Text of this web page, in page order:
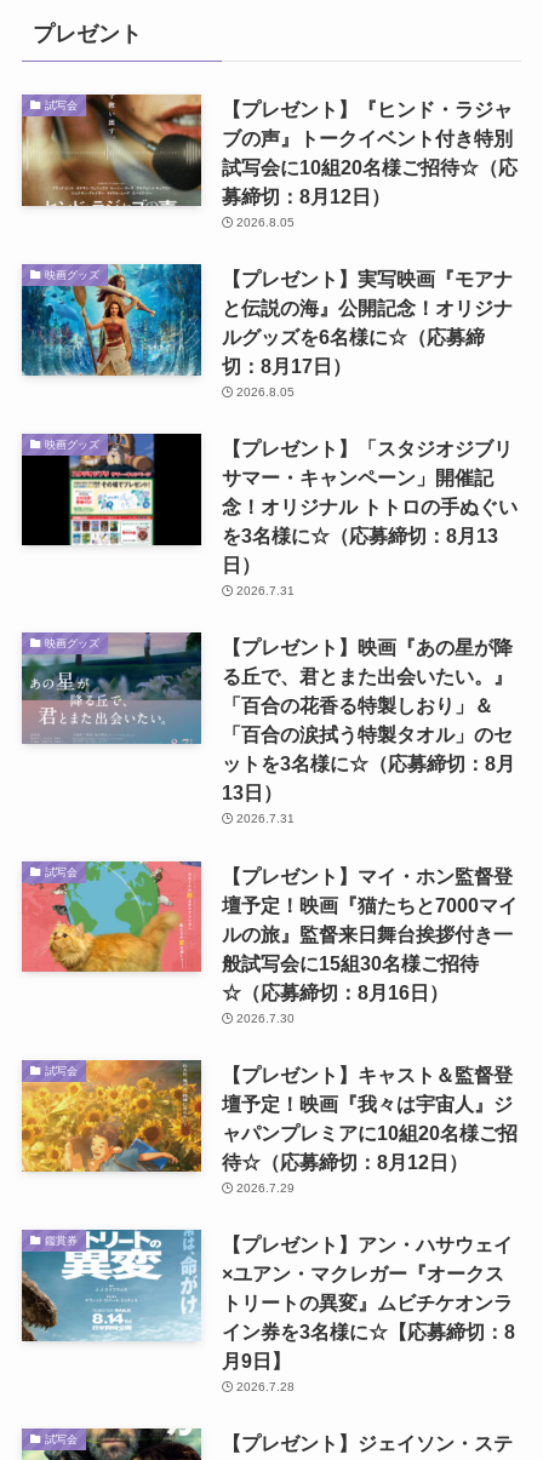
プレゼント
試写会
【プレゼント】『ヒンド・ラジャ
ブの声』トークイベント付き特別
試写会に10組20名様ご招待☆（応
募締切：8月12日）
2026.8.05
映画グッズ
【プレゼント】実写映画『モアナ
と伝説の海』公開記念！オリジナ
ルグッズを6名様に☆（応募締
切：8月17日）
2026.8.05
映画グッズ
【プレゼント】「スタジオジブリ
サマー・キャンペーン」開催記
念！オリジナル トトロの手ぬぐい
を3名様に☆（応募締切：8月13
日）
2026.7.31
映画グッズ
【プレゼント】映画『あの星が降
る丘で、君とまた出会いたい。』
「百合の花香る特製しおり」＆
「百合の涙拭う特製タオル」のセ
ットを3名様に☆（応募締切：8月
13日）
2026.7.31
試写会
【プレゼント】マイ・ホン監督登
壇予定！映画『猫たちと7000マイ
ルの旅』監督来日舞台挨拶付き一
般試写会に15組30名様ご招待
☆（応募締切：8月16日）
2026.7.30
試写会
【プレゼント】キャスト＆監督登
壇予定！映画『我々は宇宙人』ジ
ャパンプレミアに10組20名様ご招
待☆（応募締切：8月12日）
2026.7.29
鑑賞券
【プレゼント】アン・ハサウェイ
×ユアン・マクレガー『オークス
トリートの異変』ムビチケオンラ
イン券を3名様に☆【応募締切：8
月9日】
2026.7.28
試写会
【プレゼント】ジェイソン・ステ